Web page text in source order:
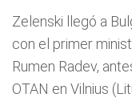
Zelenski llegó a
con el primer
Rumen Radev,
OTAN en Vilnius